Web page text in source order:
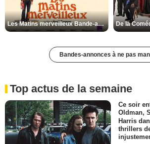
Les Matins merveilleux Bande-annonce VF
Bandes-annonces à ne pas
Top actus de la semaine
Ce soir
Oldman,
Harris
thrillers